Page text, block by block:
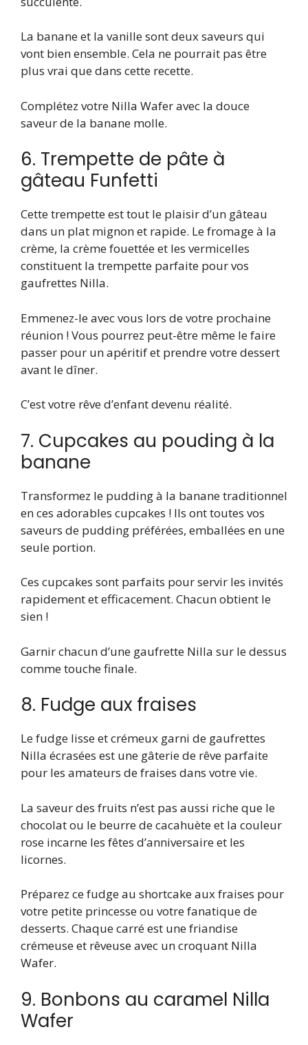
La banane et la vanille sont deux saveurs qui
vont bien ensemble. Cela ne pourrait pas être
plus vrai que dans cette recette.
Complétez votre Nilla Wafer avec la douce
saveur de la banane molle.
6. Trempette de pâte à
gâteau Funfetti
Cette trempette est tout le plaisir d’un gâteau
dans un plat mignon et rapide. Le fromage à la
crème, la crème fouettée et les vermicelles
constituent la trempette parfaite pour vos
gaufrettes Nilla.
Emmenez-le avec vous lors de votre prochaine
réunion ! Vous pourrez peut-être même le faire
passer pour un apéritif et prendre votre dessert
avant le dîner.
C’est votre rêve d’enfant devenu réalité.
7. Cupcakes au pouding à la
banane
Transformez le pudding à la banane traditionnel
en ces adorables cupcakes ! Ils ont toutes vos
saveurs de pudding préférées, emballées en une
seule portion.
Ces cupcakes sont parfaits pour servir les invités
rapidement et efficacement. Chacun obtient le
sien !
Garnir chacun d’une gaufrette Nilla sur le dessus
comme touche finale.
8. Fudge aux fraises
Le fudge lisse et crémeux garni de gaufrettes
Nilla écrasées est une gâterie de rêve parfaite
pour les amateurs de fraises dans votre vie.
La saveur des fruits n’est pas aussi riche que le
chocolat ou le beurre de cacahuète et la couleur
rose incarne les fêtes d’anniversaire et les
licornes.
Préparez ce fudge au shortcake aux fraises pour
votre petite princesse ou votre fanatique de
desserts. Chaque carré est une friandise
crémeuse et rêveuse avec un croquant Nilla
Wafer.
9. Bonbons au caramel Nilla
Wafer